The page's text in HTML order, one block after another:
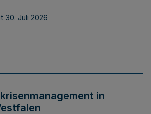
30. Juli 2026
in